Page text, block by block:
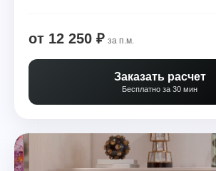
от 12 250 ₽ за п.м.
Заказать расчет
Бесплатно за 30 мин